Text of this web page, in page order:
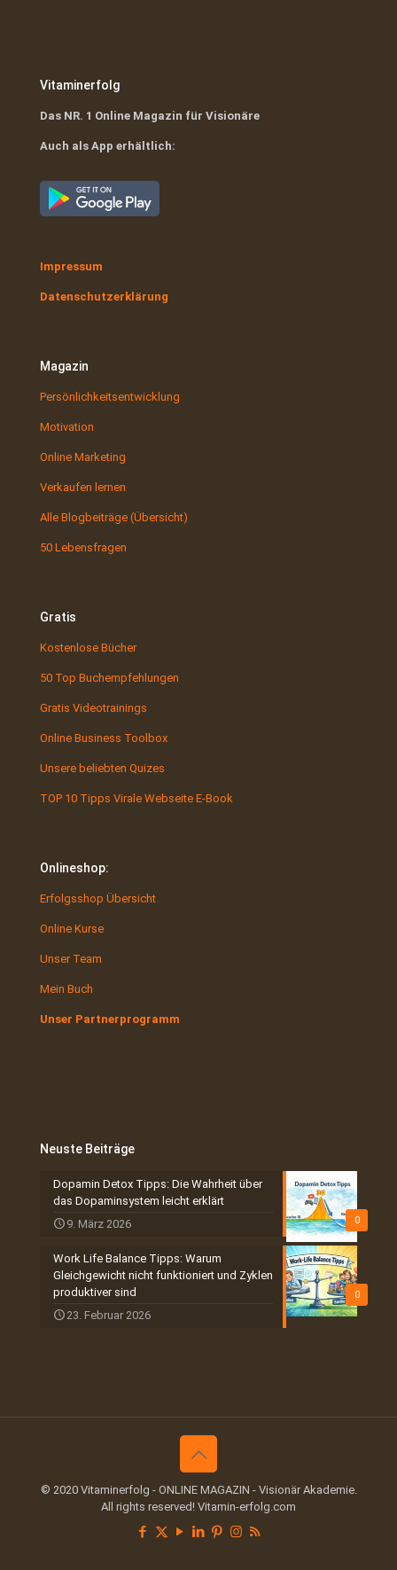
Vitaminerfolg
Das NR. 1 Online Magazin für Visionäre
Auch als App erhältlich:
Impressum
Datenschutzerklärung
Magazin
Persönlichkeitsentwicklung
Motivation
Online Marketing
Verkaufen lernen
Alle Blogbeiträge (Übersicht)
50 Lebensfragen
Gratis
Kostenlose Bücher
50 Top Buchempfehlungen
Gratis Videotrainings
Online Business Toolbox
Unsere beliebten Quizes
TOP 10 Tipps Virale Webseite E-Book
Onlineshop:
Erfolgsshop Übersicht
Online Kurse
Unser Team
Mein Buch
Unser Partnerprogramm
Neuste Beiträge
0
Dopamin Detox Tipps: Die Wahrheit über
das Dopaminsystem leicht erklärt
9. März 2026
0
Work Life Balance Tipps: Warum
Gleichgewicht nicht funktioniert und Zyklen
produktiver sind
23. Februar 2026
© 2020 Vitaminerfolg - ONLINE MAGAZIN - Visionär Akademie.
All rights reserved! Vitamin-erfolg.com